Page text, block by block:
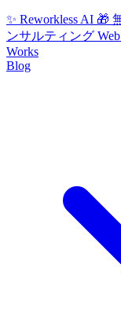
✨ Reworkless AI 🎁
ンサルティング
Works
Blog